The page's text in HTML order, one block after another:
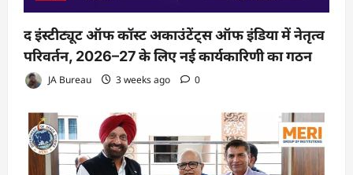
द इंस्टीट्यूट ऑफ कॉस्ट अकाउंटेंट्स ऑफ इंडिया में नेतृत्व
परिवर्तन, 2026–27 के लिए नई कार्यकारिणी का गठन
JA Bureau 3 weeks ago 0